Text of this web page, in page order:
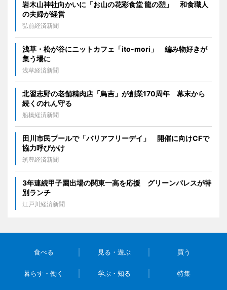
岩木山神社向かいに「お山の花彩食堂 龍の憩」 和食職人
の夫婦が経営
弘前経済新聞
浅草・松が谷にニットカフェ「ito-mori」 編み物好きが
集う場に
浅草経済新聞
北習志野の老舗精肉店「鳥吉」が創業170周年 幕末から
続くのれん守る
船橋経済新聞
田川市民プールで「バリアフリーデイ」 開催に向けCFで
協力呼びかけ
筑豊経済新聞
3年連続甲子園出場の関東一高を応援 グリーンパレスが特
別ランチ
江戸川経済新聞
食べる 見る・遊ぶ 買う
暮らす・働く 学ぶ・知る 特集